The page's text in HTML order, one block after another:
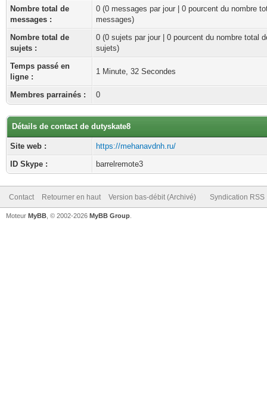
Nombre total de
messages :
0 (0 messages par jour | 0 pourcent du nombre
messages)
Nombre total de
sujets :
0 (0 sujets par jour | 0 pourcent du nombre total
sujets)
Temps passé en
ligne :
1 Minute, 32 Secondes
Membres parrainés : 0
Détails de contact de dutyskate8
Site web :
https://mehanavdnh.ru/
ID Skype :
barrelremote3
Contact Retourner en haut Version bas-débit (Archivé) Syndication RSS
Moteur MyBB , © 2002-2026 MyBB Group